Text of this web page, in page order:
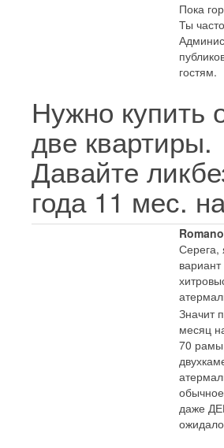
Пока
Ты
гостям.
Нужно купить
две квартиры.
Давайте
года 11 мес.
Серега,
вариант
Значит
месяц
70
даже